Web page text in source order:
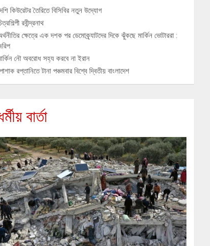
কিউরেটর তৈরিতে বিসিবির নতুন উদ্যোগ
রবীন্দ্রনাথ
ক্ষেত্রে এক দশক পর ডেমোক্র্যাটদের দিকে ঝুঁকছে মার্কিন ভোটাররা :
নৌ অবরোধ সহ্য করবে না ইরান
রপ্তানিতে টানা পঞ্চমবার বিশ্বে দ্বিতীয় বাংলাদেশ
বার্তা